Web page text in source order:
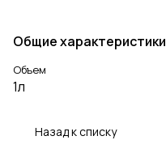
Общие характеристики
Объем
1л
Назад к списку